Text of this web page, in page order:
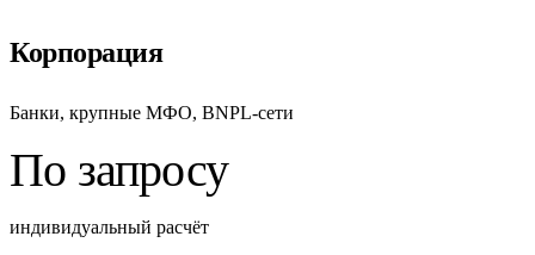
Корпорация
Банки, крупные МФО, BNPL-сети
По запросу
индивидуальный расчёт